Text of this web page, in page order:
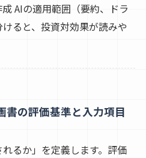
AIの適用範囲（要約、ドラ
ると、投資対効果が読みや
書の評価基準と入力項目
るか」を定義します。評価